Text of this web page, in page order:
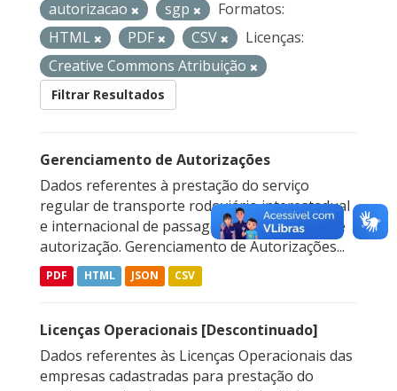
autorizacao
sgp
Formatos:
HTML
PDF CSV
Licenças:
Creative Commons Atribuição
Filtrar Resultados
Gerenciamento de Autorizações
Dados referentes à prestação do serviço
regular de transporte rodoviário interestadual
e internacional de passageiros, sob regime de
autorização. Gerenciamento de Autorizações...
PDF HTML JSON CSV
Licenças Operacionais [Descontinuado]
Dados referentes às Licenças Operacionais das
empresas cadastradas para prestação do